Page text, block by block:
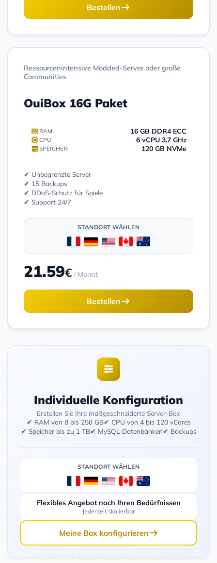
Bestellen
Ressourcenintensive Modded-Server oder große
Communities
OuiBox 16G Paket
RAM 16 GB DDR4 ECC
CPU 6 vCPU 3,7 GHz
SPEICHER 120 GB NVMe
✔ Unbegrenzte Server
✔ 15 Backups
✔ DDoS-Schutz für Spiele
✔ Support 24/7
STANDORT WÄHLEN
21.59€ / Monat
Bestellen
Individuelle Konfiguration
Erstellen Sie Ihre maßgeschneiderte Server-Box
✔ RAM von 8 bis 256 GB✔ CPU von 4 bis 120 vCores
✔ Speicher bis zu 1 TB✔ MySQL-Datenbanken✔ Backups
STANDORT WÄHLEN
Flexibles Angebot nach Ihren Bedürfnissen
Jederzeit skalierbar
Meine Box konfigurieren